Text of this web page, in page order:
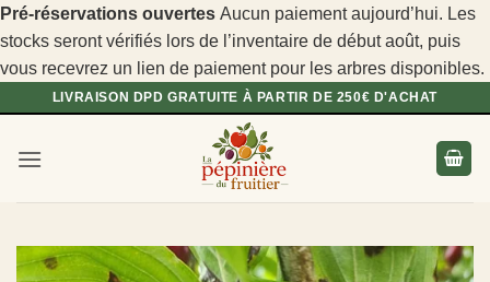
Pré-réservations ouvertes Aucun paiement aujourd’hui. Les
stocks seront vérifiés lors de l’inventaire de début août, puis
vous recevrez un lien de paiement pour les arbres disponibles.
Passer
contenu
LIVRAISON DPD GRATUITE À PARTIR DE 250€ D'ACHAT